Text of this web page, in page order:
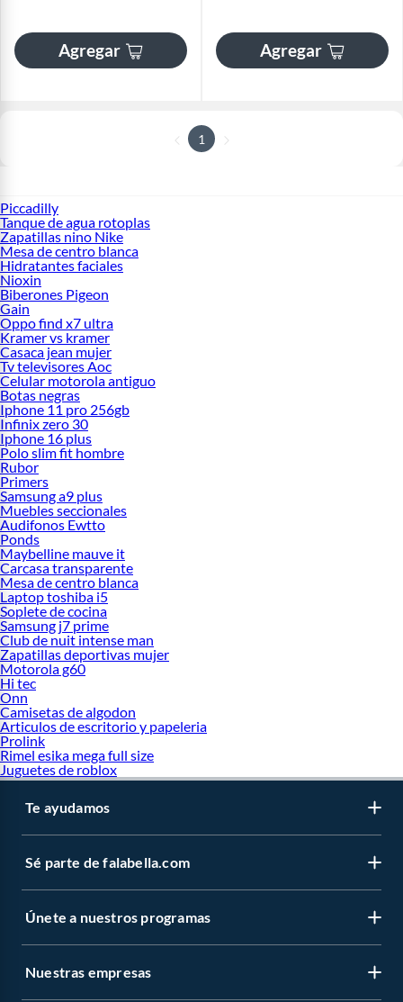
Agregar Agregar
1
Piccadilly
Tanque de agua rotoplas
Zapatillas nino Nike
Mesa de centro blanca
Hidratantes faciales
Nioxin
Biberones Pigeon
Gain
Oppo find x7 ultra
Kramer vs kramer
Casaca jean mujer
Tv televisores Aoc
Celular motorola antiguo
Botas negras
Iphone 11 pro 256gb
Infinix zero 30
Iphone 16 plus
Polo slim fit hombre
Rubor
Primers
Samsung a9 plus
Muebles seccionales
Audifonos Ewtto
Ponds
Maybelline mauve it
Carcasa transparente
Mesa de centro blanca
Laptop toshiba i5
Soplete de cocina
Samsung j7 prime
Club de nuit intense man
Zapatillas deportivas mujer
Motorola g60
Hi tec
Onn
Camisetas de algodon
Articulos de escritorio y papeleria
Prolink
Rimel esika mega full size
Juguetes de roblox
Te ayudamos
Sé parte de falabella.com
Únete a nuestros programas
Nuestras empresas